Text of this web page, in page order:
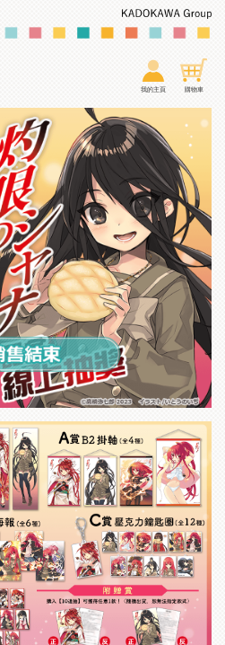
我的主頁 購物車